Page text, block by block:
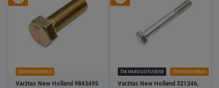
IŠPARDAVIMAS
Varžtas New Holland 9843495
TIK PARDUOTUVĖSE IŠPARDAVIMAS
Varžtas New Holland 321246,